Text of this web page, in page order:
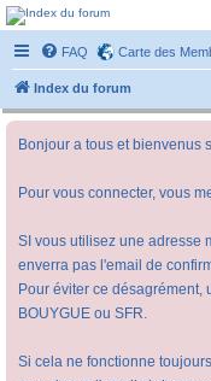
Forum-
Le forum des passionnés de
FAQ Carte des
Index du forum
Bonjour a tous et bienvenus
Pour vous connecter, vous
SI vous utilisez une adresse
enverra pas l'email de
Pour éviter ce désagrément,
BOUYGUE ou SFR.
Si cela ne fonctionne